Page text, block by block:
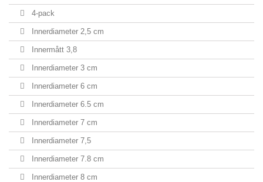
4-pack
Innerdiameter 2,5 cm
Innermått 3,8
Innerdiameter 3 cm
Innerdiameter 6 cm
Innerdiameter 6.5 cm
Innerdiameter 7 cm
Innerdiameter 7,5
Innerdiameter 7.8 cm
Innerdiameter 8 cm